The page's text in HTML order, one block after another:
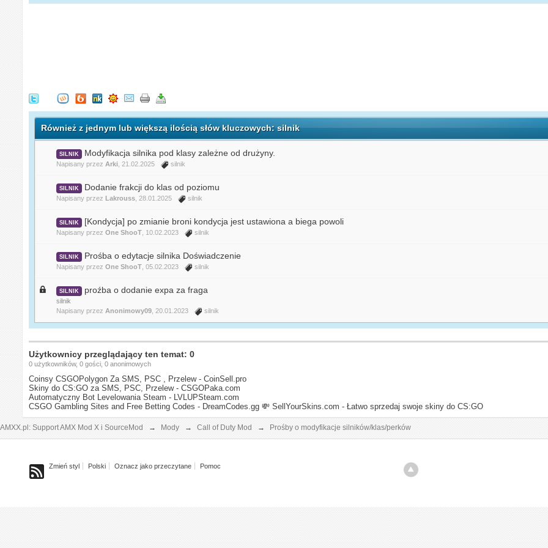
Również z jednym lub większą ilością słów kluczowych: silnik
SILNIK Modyfikacja silnika pod klasy zależne od drużyny.
Napisany przez Arki , 21.02.2025 silnik
SILNIK Dodanie frakcji do klas od poziomu
Napisany przez Lakrouss , 28.01.2025 silnik
SILNIK [Kondycja] po zmianie broni kondycja jest ustawiona a biega powoli
Napisany przezOne ShooT , 10.02.2023 silnik
SILNIK Prośba o edytacje silnika Doświadczenie
Napisany przezOne ShooT , 05.02.2023 silnik
SILNIK proźba o dodanie expa za fraga
silnik
Napisany przez Anonimowy09 , 20.01.2023 silnik
Użytkownicy przeglądający ten temat: 0
0 użytkowników, 0 gości, 0 anonimowych
Coinsy CSGOPolygon Za SMS, PSC , Przelew - CoinSell.pro
Skiny do CS:GO za SMS, PSC, Przelew - CSGOPaka.com
Automatyczny Bot Levelowania Steam - LVLUPSteam.com
CSGO Gambling Sites and Free Betting Codes - DreamCodes.gg 💸 SellYourSkins.com - Łatwo sprzedaj swoje skiny do CS:GO
AMXX.pl: Support AMX Mod X i SourceMod → Mody → Call of Duty Mod → Prośby o modyfikacje silników/klas/perków
Zmień styl Polski Oznacz jako przeczytane Pomoc